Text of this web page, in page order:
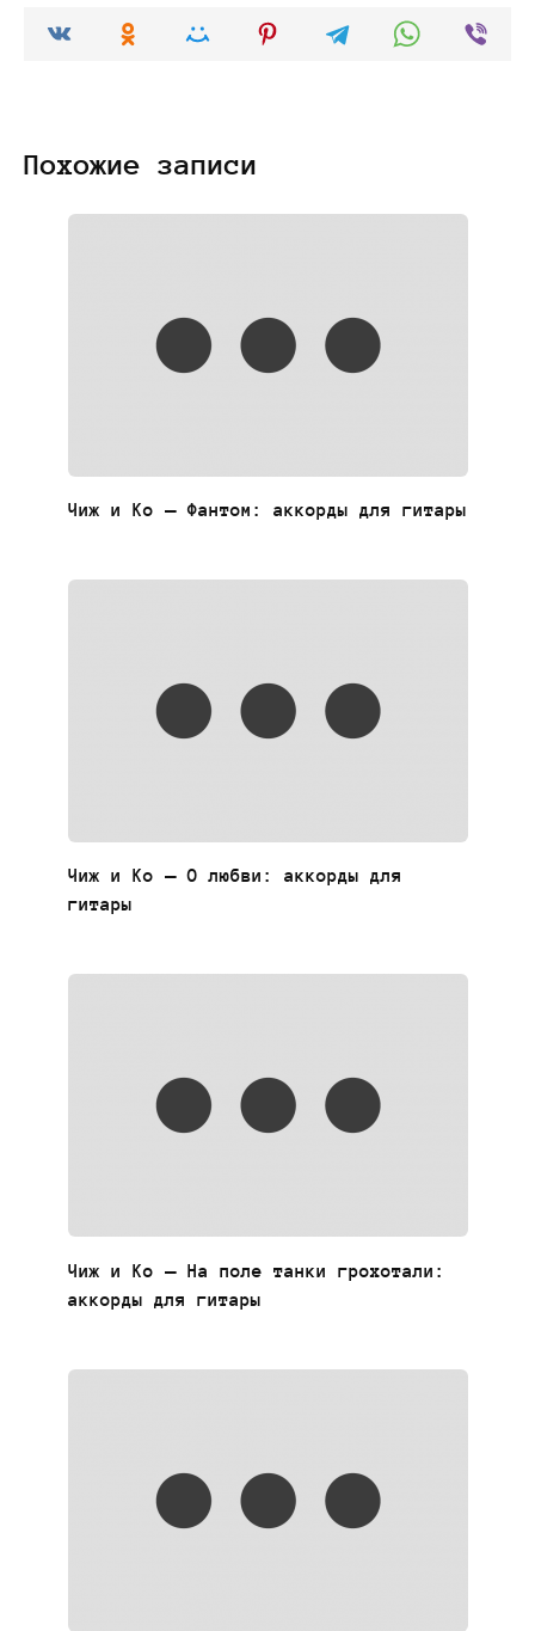
Похожие записи
Чиж и Ко — Фантом: аккорды для гитары
Чиж и Ко — О любви: аккорды для
гитары
Чиж и Ко — На поле танки грохотали:
аккорды для гитары